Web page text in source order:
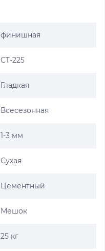
финишная
CT-225
Гладкая
Всесезонная
1-3 мм
Сухая
Цементный
Мешок
25 кг